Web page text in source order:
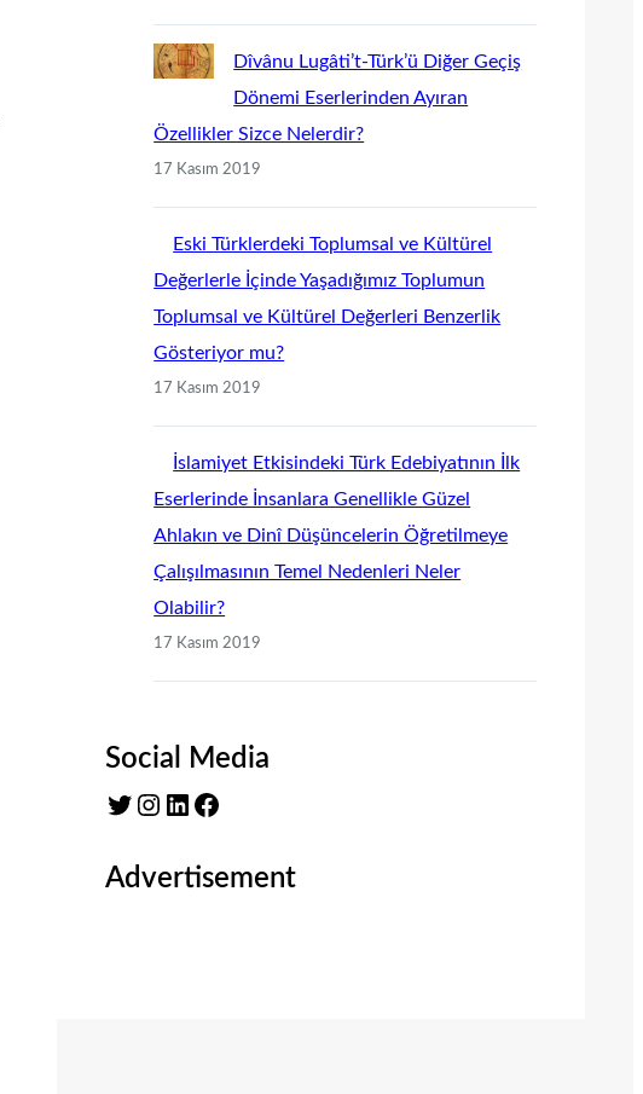
Dîvânu Lugâti’t-Türk’ü Diğer Geçiş
Dönemi Eserlerinden Ayıran
Özellikler Sizce Nelerdir?
17 Kasım 2019
Eski Türklerdeki Toplumsal ve Kültürel
Değerlerle İçinde Yaşadığımız Toplumun
Toplumsal ve Kültürel Değerleri Benzerlik
Gösteriyor mu?
17 Kasım 2019
İslamiyet Etkisindeki Türk Edebiyatının İlk
Eserlerinde İnsanlara Genellikle Güzel
Ahlakın ve Dinî Düşüncelerin Öğretilmeye
Çalışılmasının Temel Nedenleri Neler
Olabilir?
17 Kasım 2019
Social Media
Twitter
Instagram LinkedIn Facebook
Advertisement